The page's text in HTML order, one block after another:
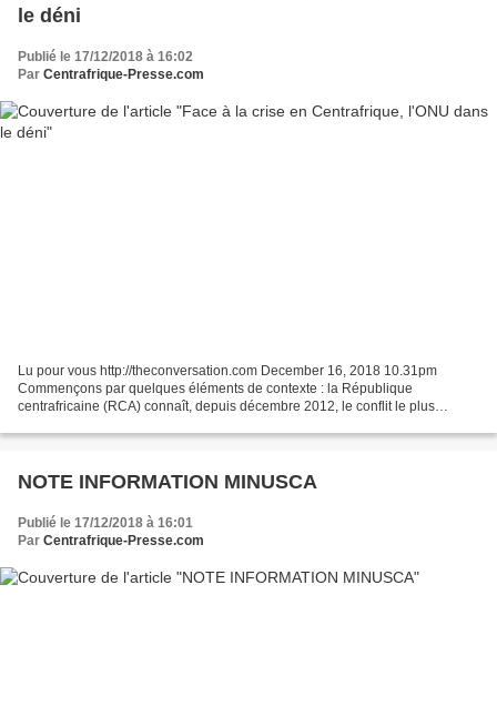
le déni
Publié le 17/12/2018 à 16:02
Par Centrafrique-Presse.com
Lu pour vous http://theconversation.com December 16, 2018 10.31pm
Commençons par quelques éléments de contexte : la République
centrafricaine (RCA) connaît, depuis décembre 2012, le conflit le plus
NOTE INFORMATION MINUSCA
Publié le 17/12/2018 à 16:01
Par Centrafrique-Presse.com